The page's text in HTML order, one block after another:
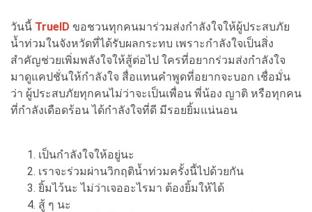
วันนี้ TrueID ขอชวนทุกคนมาร่วมส่งกำลังใจให้ผู้ประสบภัย
น้ำท่วมในจังหวัดที่ได้รับผลกระทบ เพราะกำลังใจเป็นสิ่ง
สำคัญช่วยเพิ่มพลังใจให้สู้ต่อไป ใครที่อยากร่วมส่งกำลังใจ
มาดูแคปชั่นให้กำลังใจ สื่อแทนคำพูดที่อยากจะบอก เชื่อมั่น
ว่า ผู้ประสบภัยทุกคนไม่ว่าจะเป็นเพื่อน พี่น้อง ญาติ หรือทุกคน
ที่กำลังเดือดร้อน ได้กำลังใจที่ดี มีรอยยิ้มแน่นอน
เป็นกำลังใจให้อยู่นะ
เราจะร่วมผ่านวิกฤติน้ำท่วมครั้งนี้ไปด้วยกัน
ยิ้มไว้นะ ไม่ว่าเจออะไรมา ต้องยิ้มให้ได้
สู้ ๆ นะ